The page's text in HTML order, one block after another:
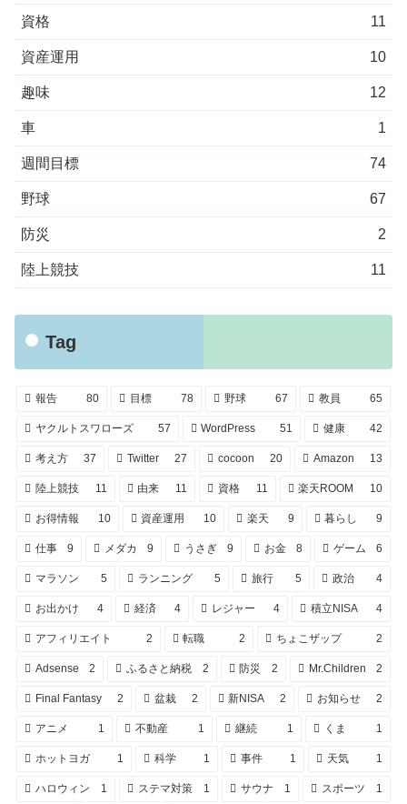
資格 11
資産運用 10
趣味 12
車 1
週間目標 74
野球 67
防災 2
陸上競技 11
Tag
報告 80 目標 78 野球 67 教員 65
ヤクルトスワローズ 57 WordPress 51 健康 42
考え方 37 Twitter 27 cocoon 20 Amazon 13
陸上競技 11 由来 11 資格 11 楽天ROOM 10
お得情報 10 資産運用 10 楽天 9 暮らし 9
仕事 9 メダカ 9 うさぎ 9 お金 8 ゲーム 6
マラソン 5 ランニング 5 旅行 5 政治 4
お出かけ 4 経済 4 レジャー 4 積立NISA 4
アフィリエイト 2 転職 2 ちょこザップ 2
Adsense 2 ふるさと納税 2 防災 2 Mr.Children 2
Final Fantasy 2 盆栽 2 新NISA 2 お知らせ 2
アニメ 1 不動産 1 継続 1 くま 1
ホットヨガ 1 科学 1 事件 1 天気 1
ハロウィン 1 ステマ対策 1 サウナ 1 スポーツ 1